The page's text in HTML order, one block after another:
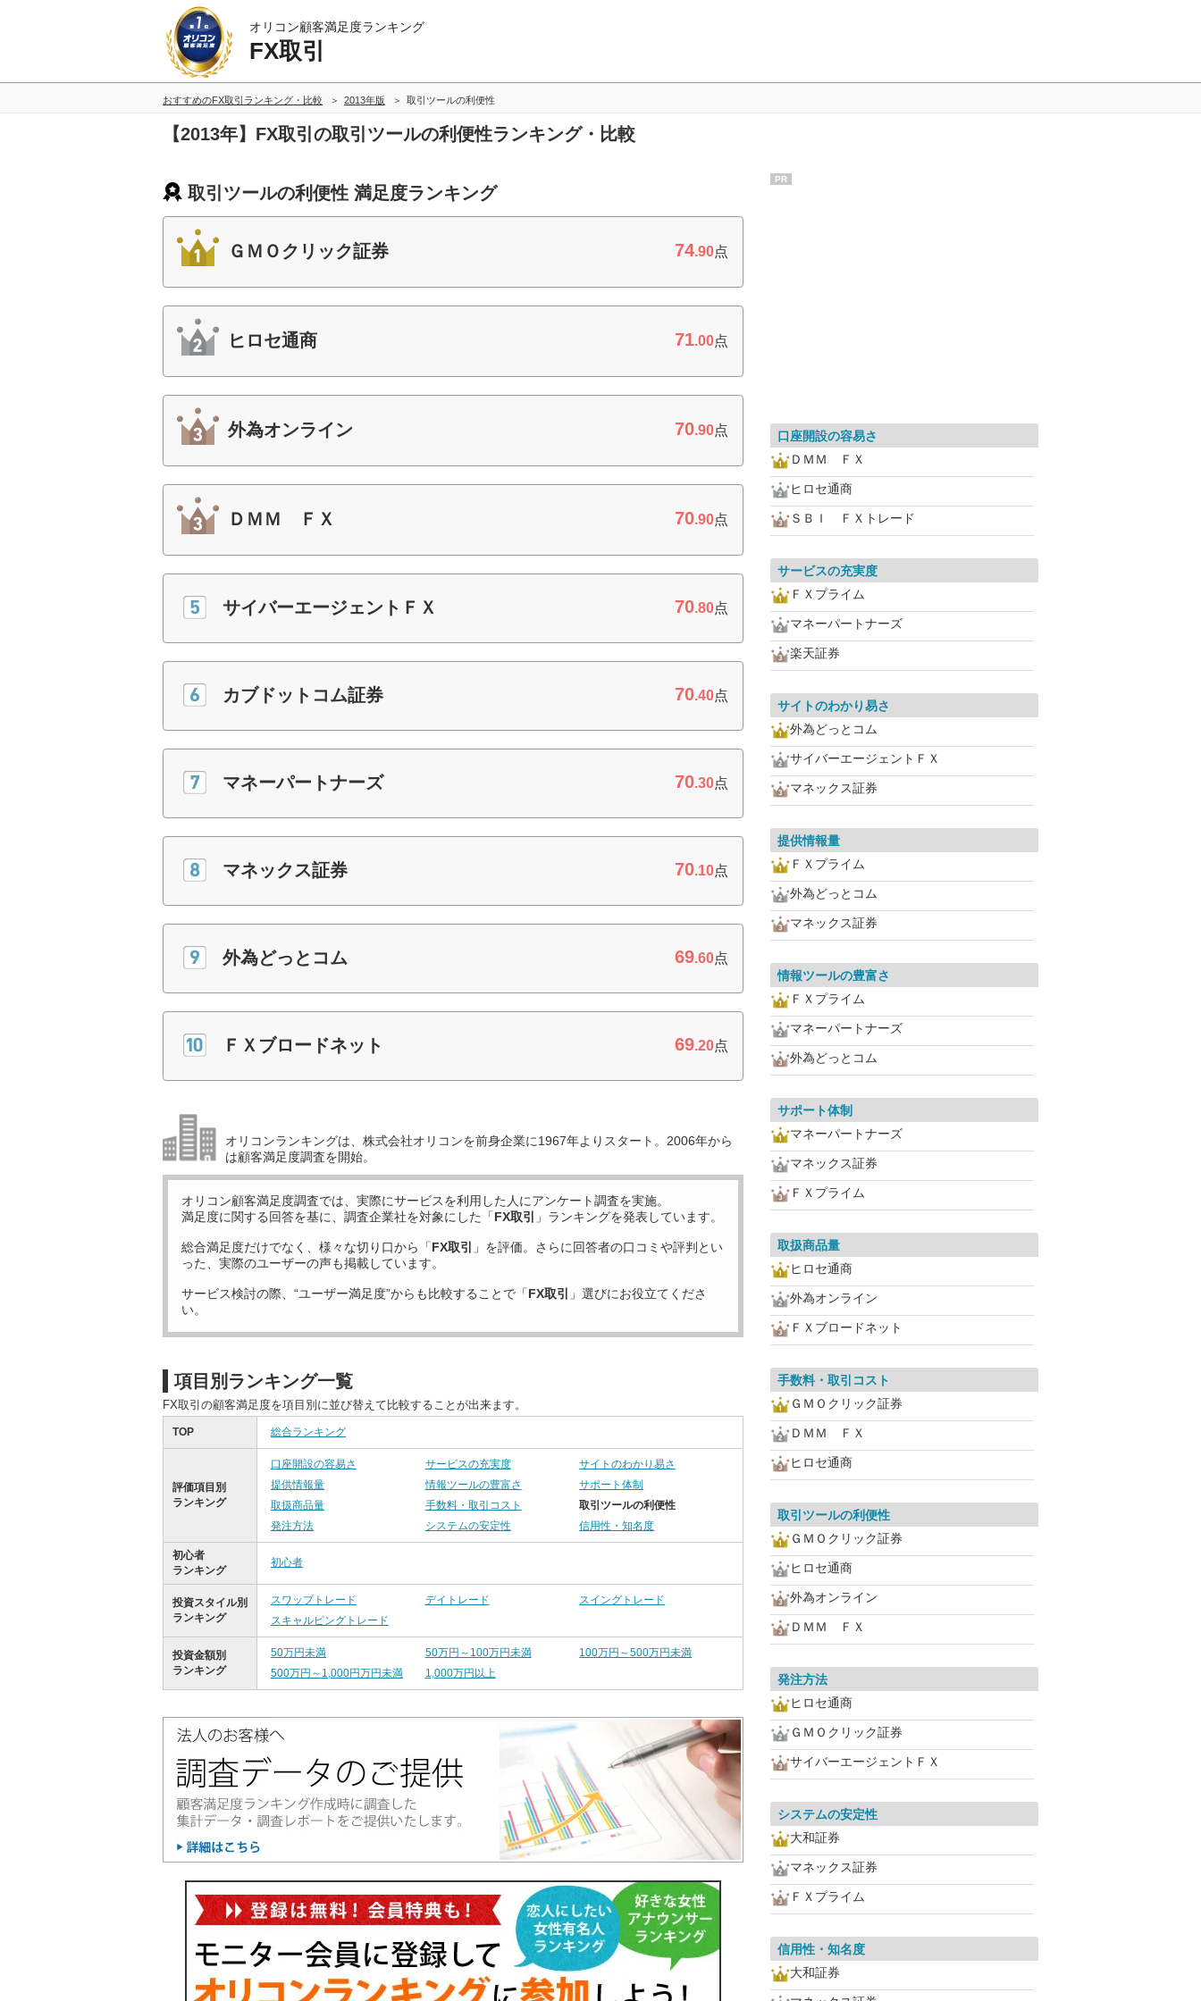
オリコン顧客満足度ランキング
FX取引
おすすめのFX取引ランキング・比較 2013年版 取引ツールの利便性
【2013年】FX取引の取引ツールの利便性ランキング・比較
取引ツールの利便性 満足度ランキング
ＧＭＯクリック証券 74.90点
ヒロセ通商 71.00点
外為オンライン 70.90点
ＤＭＭ ＦＸ 70.90点
サイバーエージェントＦＸ 70.80点
カブドットコム証券 70.40点
マネーパートナーズ 70.30点
マネックス証券 70.10点
外為どっとコム 69.60点
ＦＸブロードネット 69.20点
オリコンランキングは、株式会社オリコンを前身企業に1967年よりスタート。2006年から
は顧客満足度調査を開始。
オリコン顧客満足度調査では、実際にサービスを利用した 人にアンケート調査を実施。
満足度に関する回答を基に、調査企業社を対象にした「FX取引 」ランキングを発表しています。
総合満足度だけでなく、様々な切り口から「FX取引
」を評価。さらに回答者の口コミや評判とい
った、実際のユーザーの声も掲載しています。
サービス検討の際、“ユーザー満足度”からも比較することで「FX取引
」選びにお役立てくださ
い。
項目別ランキング一覧
FX取引の顧客満足度を項目別に並び替えて比較することが出来ます。
TOP 総合ランキング
評価項目別
ランキング
口座開設の容易さ サービスの充実度
サイトのわかり易さ
提供情報量
情報ツールの豊富さ
サポート体制
取扱商品量
手数料・取引コスト
取引ツールの利便性
発注方法
システムの安定性 信用性・知名度
初心者
ランキング
初心者
投資スタイル別
ランキング
スワップトレード デイトレード
スイングトレード
スキャルピングトレード
投資金額別
ランキング
50万円未満 50万円～100万円未満
100万円～500万円未満
500万円～1,000円万円未満
1,000万円以上
PR
口座開設の容易さ
ＤＭＭ ＦＸ
ヒロセ通商
ＳＢＩ ＦＸトレード
サービスの充実度
ＦＸプライム
マネーパートナーズ
楽天証券
サイトのわかり易さ
外為どっとコム
サイバーエージェントＦＸ
マネックス証券
提供情報量
ＦＸプライム
外為どっとコム
マネックス証券
情報ツールの豊富さ
ＦＸプライム
マネーパートナーズ
外為どっとコム
サポート体制
マネーパートナーズ
マネックス証券
ＦＸプライム
取扱商品量
ヒロセ通商
外為オンライン
ＦＸブロードネット
手数料・取引コスト
ＧＭＯクリック証券
ＤＭＭ ＦＸ
ヒロセ通商
取引ツールの利便性
ＧＭＯクリック証券
ヒロセ通商
外為オンライン
ＤＭＭ ＦＸ
発注方法
ヒロセ通商
ＧＭＯクリック証券
サイバーエージェントＦＸ
システムの安定性
大和証券
マネックス証券
ＦＸプライム
信用性・知名度
大和証券